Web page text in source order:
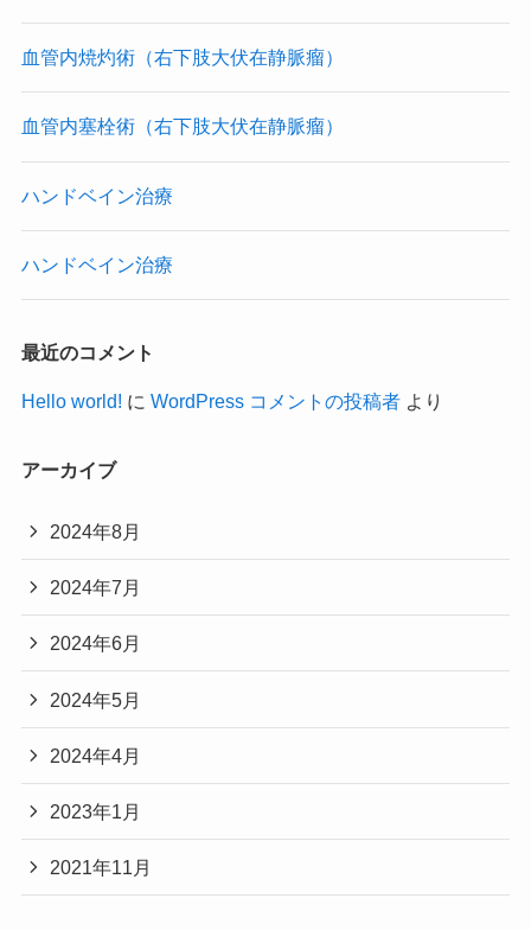
血管内焼灼術（右下肢大伏在静脈瘤）
血管内塞栓術（右下肢大伏在静脈瘤）
ハンドベイン治療
ハンドベイン治療
最近のコメント
Hello world! に WordPress コメントの投稿者より
アーカイブ
2024年8月
2024年7月
2024年6月
2024年5月
2024年4月
2023年1月
2021年11月